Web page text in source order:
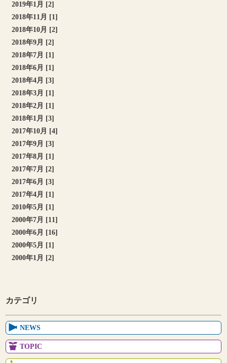
カテゴリ
NEWS
TOPIC
2019年1月 [2]
2018年11月 [1]
2018年10月 [2]
2018年9月 [2]
2018年7月 [1]
2018年6月 [1]
2018年4月 [3]
2018年3月 [1]
2018年2月 [1]
2018年1月 [3]
2017年10月 [4]
2017年9月 [3]
2017年8月 [1]
2017年7月 [2]
2017年6月 [3]
2017年4月 [1]
2010年5月 [1]
2000年7月 [11]
2000年6月 [16]
2000年5月 [1]
2000年1月 [2]